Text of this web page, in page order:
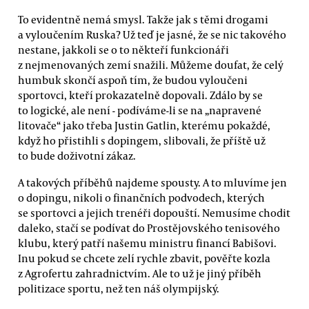
To evidentně nemá smysl. Takže jak s těmi drogami
a vyloučením Ruska? Už teď je jasné, že se nic takového
nestane, jakkoli se o to někteří funkcionáři
z nejmenovaných zemí snažili. Můžeme doufat, že celý
humbuk skončí aspoň tím, že budou vyloučeni
sportovci, kteří prokazatelně dopovali. Zdálo by se
to logické, ale není - podíváme-li se na „napravené
litovače“ jako třeba Justin Gatlin, kterému pokaždé,
když ho přistihli s dopingem, slibovali, že příště už
to bude doživotní zákaz.
A takových příběhů najdeme spousty. A to mluvíme jen
o dopingu, nikoli o finančních podvodech, kterých
se sportovci a jejich trenéři dopouští. Nemusíme chodit
daleko, stačí se podívat do Prostějovského tenisového
klubu, který patří našemu ministru financí Babišovi.
Inu pokud se chcete zelí rychle zbavit, pověřte kozla
z Agrofertu zahradnictvím. Ale to už je jiný příběh
politizace sportu, než ten náš olympijský.